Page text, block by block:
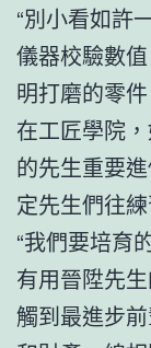
“別小看如許
儀器校驗數
明打磨的零
在工匠學院
的先生重要
定先生們往
“我們要培育
有用晉陞先
觸到最進步